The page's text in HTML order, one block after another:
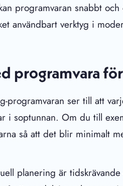
programvaran snabbt
användbart verktyg i
programvara
programvaran ser till att
i soptunnan. Om du till
så att det blir minimalt
planering är